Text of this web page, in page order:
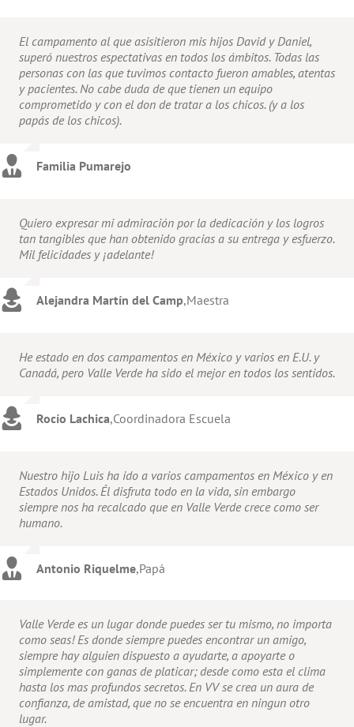
El campamento al que asisitieron mis hijos David y Daniel,
superó nuestros espectativas en todos los ámbitos. Todas las
personas con las que tuvimos contacto fueron amables, atentas
y pacientes. No cabe duda de que tienen un equipo
comprometido y con el don de tratar a los chicos. (y a los
papás de los chicos).
Familia Pumarejo
Quiero expresar mi admiración por la dedicación y los logros
tan tangibles que han obtenido gracias a su entrega y esfuerzo.
Mil felicidades y ¡adelante!
Alejandra Martín del Camp,Maestra
He estado en dos campamentos en México y varios en E.U. y
Canadá, pero Valle Verde ha sido el mejor en todos los sentidos.
Rocío Lachica,Coordinadora Escuela
Nuestro hijo Luis ha ido a varios campamentos en México y en
Estados Unidos. Él disfruta todo en la vida, sin embargo
siempre nos ha recalcado que en Valle Verde crece como ser
humano.
Antonio Riquelme,Papá
Valle Verde es un lugar donde puedes ser tu mismo, no importa
como seas! Es donde siempre puedes encontrar un amigo,
siempre hay alguien dispuesto a ayudarte, a apoyarte o
simplemente con ganas de platicar; desde como esta el clima
hasta los mas profundos secretos. En VV se crea un aura de
confianza, de amistad, que no se encuentra en ningun otro
lugar.